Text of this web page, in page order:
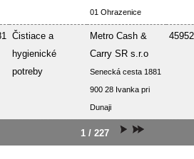
01 Ohrazenice
Čistiace a
hygienické
potreby
Metro Cash &
Carry SR s.r.o
Senecká cesta 1881
900 28 Ivanka pri
Dunaji
1 / 227